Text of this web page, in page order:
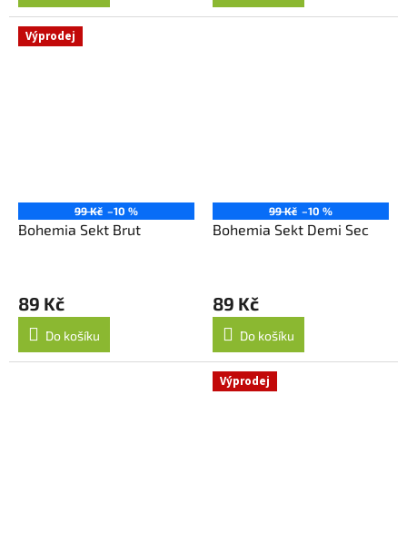
Výprodej
99 Kč –10 %
Bohemia Sekt Brut
89 Kč
Do košíku
99 Kč –10 %
Bohemia Sekt Demi Sec
89 Kč
Do košíku
Výprodej